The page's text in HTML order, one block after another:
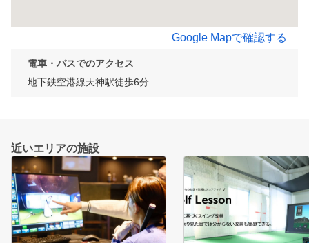
Google Mapで確認する
電車・バスでのアクセス
地下鉄空港線天神駅徒歩6分
近いエリアの施設